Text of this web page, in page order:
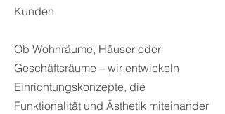
Kunden.
Ob Wohnräume, Häuser oder
Geschäftsräume – wir entwickeln
Einrichtungskonzepte, die
Funktionalität und Ästhetik miteinander